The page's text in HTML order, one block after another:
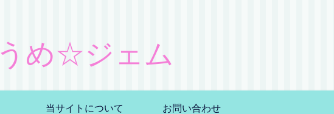
うめ☆ジェム
当サイトについて お問い合わせ